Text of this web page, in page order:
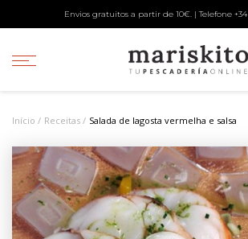
Envios gratuitos a partir de 10€. | Telefone +34
Início Receitas Salada de lagosta vermelha e salsa